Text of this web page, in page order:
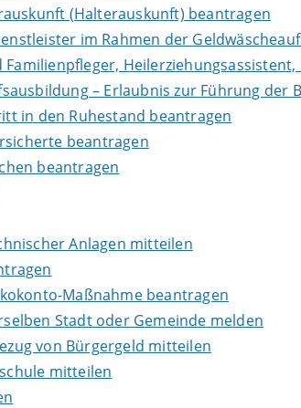
(Halterauskunft) beantragen
im Rahmen der
– Erlaubnis zur Führung der
in den Ruhestand beantragen
beantragen
beantragen
Anlagen mitteilen
Maßnahme beantragen
Stadt oder Gemeinde melden
von Bürgergeld mitteilen
mitteilen